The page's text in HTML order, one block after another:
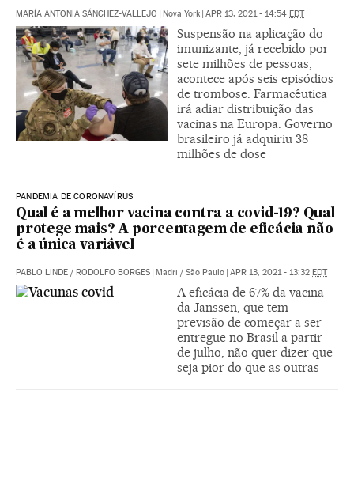
MARÍA ANTONIA SÁNCHEZ-VALLEJO | Nova York | APR 13, 2021 - 14:54 EDT
Suspensão na aplicação do
imunizante, já recebido por
sete milhões de pessoas,
acontece após seis episódios
de trombose. Farmacêutica
irá adiar distribuição das
vacinas na Europa. Governo
brasileiro já adquiriu 38
milhões de dose
PANDEMIA DE CORONAVÍRUS
Qual é a melhor vacina contra a covid-19? Qual
protege mais? A porcentagem de eficácia não
é a única variável
PABLO LINDE / RODOLFO BORGES | Madri / São Paulo | APR 13, 2021 - 13:32 EDT
A eficácia de 67% da vacina
da Janssen, que tem
previsão de começar a ser
entregue no Brasil a partir
de julho, não quer dizer que
seja pior do que as outras